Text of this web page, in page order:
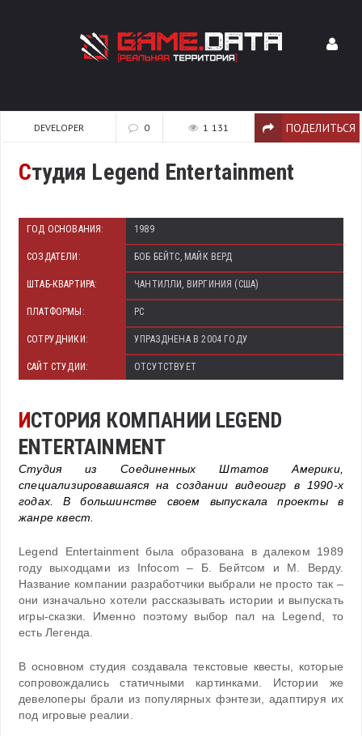
DEVELOPER 0 1 131 ПОДЕЛИТЬСЯ
Студия Legend Entertainment
ГОД ОСНОВАНИЯ: 1989
СОЗДАТЕЛИ: БОБ БЕЙТС, МАЙК ВЕРД
ШТАБ-КВАРТИРА: ЧАНТИЛЛИ, ВИРГИНИЯ (США)
ПЛАТФОРМЫ: PC
СОТРУДНИКИ: УПРАЗДНЕНА В 2004 ГОДУ
САЙТ СТУДИИ: ОТСУТСТВУЕТ
ИСТОРИЯ КОМПАНИИ LEGEND
ENTERTAINMENT
Студия из Соединенных Штатов Америки,
специализировавшаяся на создании видеоигр в 1990-х
годах. В большинстве своем выпускала проекты в
жанре квест.
Legend Entertainment была образована в далеком 1989
году выходцами из Infocom – Б. Бейтсом и М. Верду.
Название компании разработчики выбрали не просто так –
они изначально хотели рассказывать истории и выпускать
игры-сказки. Именно поэтому выбор пал на Legend, то
есть Легенда.
В основном студия создавала текстовые квесты, которые
сопровождались статичными картинками. Истории же
девелоперы брали из популярных фэнтези, адаптируя их
под игровые реалии.